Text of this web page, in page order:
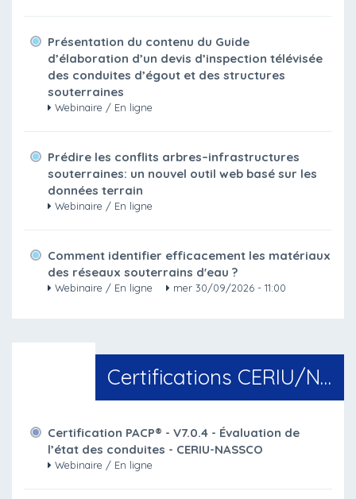
Présentation du contenu du Guide
d’élaboration d’un devis d’inspection télévisée
des conduites d’égout et des structures
souterraines
Webinaire / En ligne
Prédire les conflits arbres–infrastructures
souterraines: un nouvel outil web basé sur les
données terrain
Webinaire / En ligne
Comment identifier efficacement les matériaux
des réseaux souterrains d'eau ?
Webinaire / En ligne mer 30/09/2026 - 11:00
Certifications CERIU/NASSCO
Certification PACP® - V7.0.4 - Évaluation de
l’état des conduites - CERIU-NASSCO
Webinaire / En ligne